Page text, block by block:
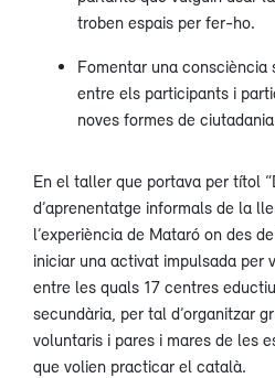
troben espais per fer-ho.
Fomentar una
entre els participants i
noves formes de
En el taller que portava per títol
d’aprenentatge informals de la
l’experiència de Mataró on des
iniciar una activat impulsada per
entre les quals 17 centres
secundària, per tal d’organitzar
voluntaris i pares i mares de les
que volien practicar el català.